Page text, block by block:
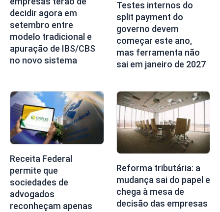
decidir agora em
setembro entre
modelo tradicional e
apuração de IBS/CBS
no novo sistema
Testes internos do
split payment do
governo devem
começar este ano,
mas ferramenta não
sai em janeiro de 2027
Receita Federal
permite que
sociedades de
advogados
reconheçam apenas
Reforma tributária: a
mudança sai do papel e
chega à mesa de
decisão das empresas